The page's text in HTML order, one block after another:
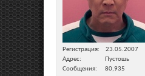
Регистрация
23.05.2007
Адрес
Пустошь
Сообщения
80,935